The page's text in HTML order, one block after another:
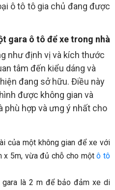
ô tô tô gia chủ đang được
gara ô tô để xe trong nhà
như định vị và kích thước
tâm đến kiểu dáng và
đang sở hữu. Điều này
được không gian và
phù hợp và ưng ý nhất cho
của một không gian để xe với
x 5m, vừa đủ chỗ cho mộtô tô
gara là 2 m để bảo đảm xe di